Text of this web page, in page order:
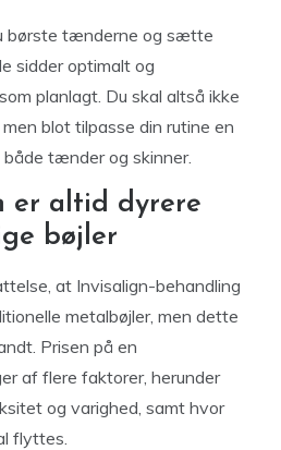
børste tænderne og sætte
sidder optimalt og
planlagt. Du skal altså ikke
blot tilpasse din rutine en
både tænder og skinner.
er altid dyrere
bøjler
at Invisalign-behandling
metalbøjler, men dette
Prisen på en
af flere faktorer, herunder
og varighed, samt hvor
flyttes.